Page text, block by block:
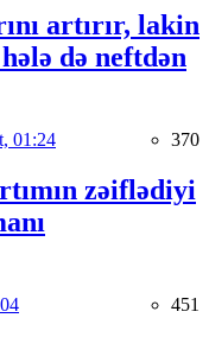
artırır, lakin
hələ də neftdən
01:24 370
zəiflədiyi
451